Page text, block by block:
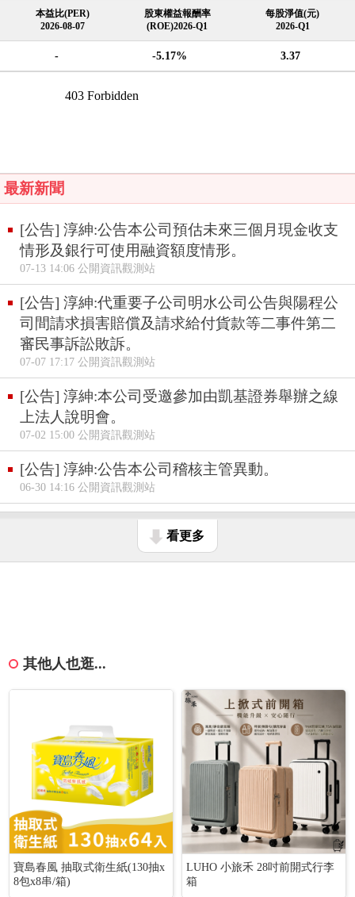
本益比(PER)
2026-08-07
股東權益報酬率
(ROE)2026-Q1
每股淨值(元)
2026-Q1
- -5.17% 3.37
最新新聞
[公告] 淳紳:公告本公司預估未來三個月現金收支
情形及銀行可使用融資額度情形。
07-13 14:06 公開資訊觀測站
[公告] 淳紳:代重要子公司明水公司公告與陽程公
司間請求損害賠償及請求給付貨款等二事件第二
審民事訴訟敗訴。
07-07 17:17 公開資訊觀測站
[公告] 淳紳:本公司受邀參加由凱基證券舉辦之線
上法人說明會。
07-02 15:00 公開資訊觀測站
[公告] 淳紳:公告本公司稽核主管異動。
06-30 14:16 公開資訊觀測站
看更多
其他人也逛...
寶島春風 抽取式衛生紙(130抽x
8包x8串/箱)
LUHO 小旅禾 28吋前開式行李
箱